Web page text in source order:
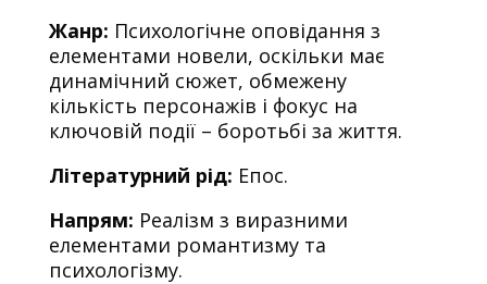
Жанр: Психологічне оповідання з
елементами новели, оскільки має
динамічний сюжет, обмежену
кількість персонажів і фокус на
ключовій події – боротьбі за життя.
Літературний рід: Епос.
Напрям: Реалізм з виразними
елементами романтизму та
психологізму.